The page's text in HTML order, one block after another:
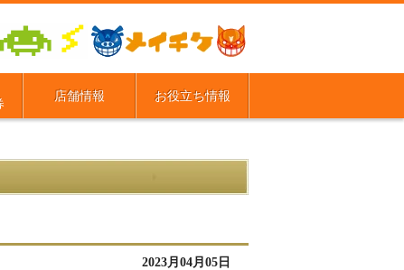
店舗情報 お役立ち情報
2023月04月05日